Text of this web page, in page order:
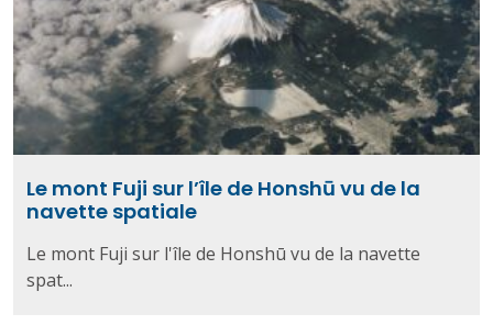
Le mont Fuji sur l’île de Honshū vu de la
navette spatiale
Le mont Fuji sur l'île de Honshū vu de la navette
spat...